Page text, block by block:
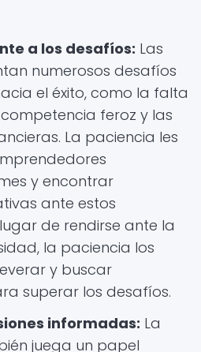
a los desafíos: Las
numerosos desafíos
el éxito, como la falta
feroz y las
La paciencia les
y encontrar
ante estos
de rendirse ante la
la paciencia los
y buscar
superar los desafíos.
informadas: La
juega un papel